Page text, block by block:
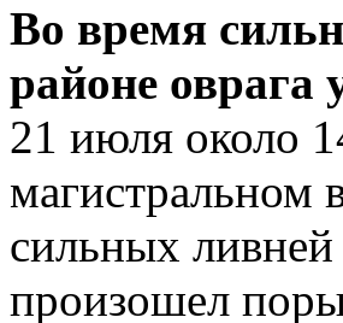
Во время
районе оврага
21 июля около
магистральном
сильных
произошел